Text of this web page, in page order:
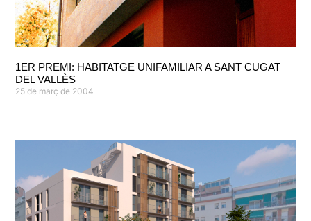
1ER PREMI: HABITATGE UNIFAMILIAR A SANT CUGAT
DEL VALLÈS
25 de març de 2004